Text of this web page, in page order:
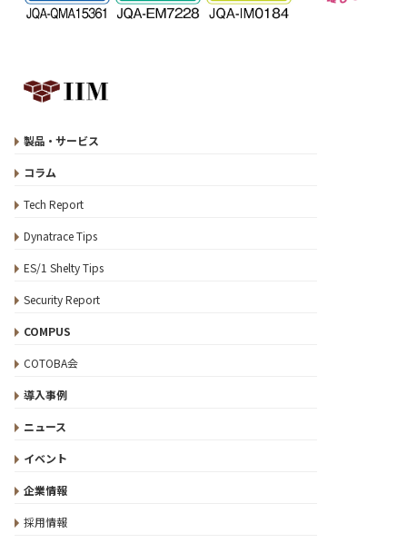
製品・サービス
コラム
Tech Report
Dynatrace Tips
ES/1 Shelty Tips
Security Report
COMPUS
COTOBA会
導入事例
ニュース
イベント
企業情報
採用情報